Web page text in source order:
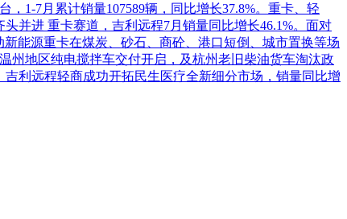
1-7月累计销量107589辆，同比增长37.8%。重卡、轻
并进 重卡赛道，吉利远程7月销量同比增长46.1%。面对
能源重卡在煤炭、砂石、商砼、港口短倒、城市置换等场
州地区纯电搅拌车交付开启，及杭州老旧柴油货车淘汰政
利远程轻商成功开拓民生医疗全新细分市场，销量同比增